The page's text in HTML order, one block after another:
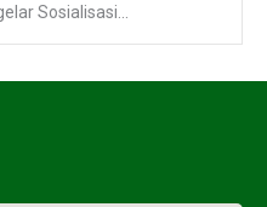
Sosialisasi...